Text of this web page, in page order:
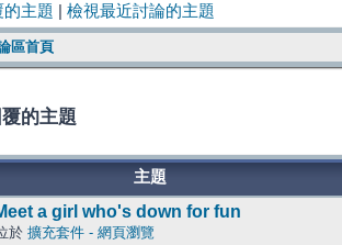
主題 檢視最近討論的主題
區首頁
的主題
主題
a girl who's down for fun
於 擴充套件 - 網頁瀏覽